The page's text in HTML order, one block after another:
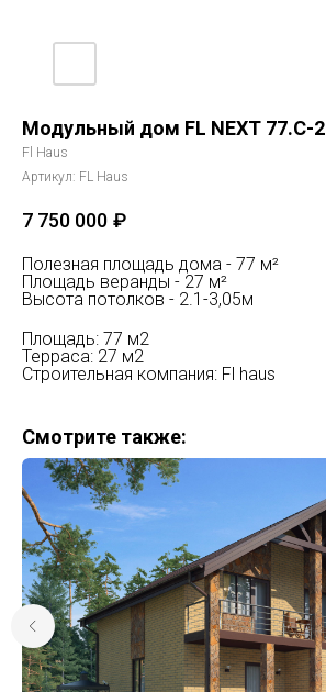
Модульный дом FL NEXT 77.С-2
Fl Haus
Артикул: FL Haus
7 750 000 ₽
Полезная площадь дома - 77 м²
Площадь веранды - 27 м²
Высота потолков - 2.1-3,05м
Площадь: 77 м2
Терраса: 27 м2
Строительная компания: Fl haus
Смотрите также: